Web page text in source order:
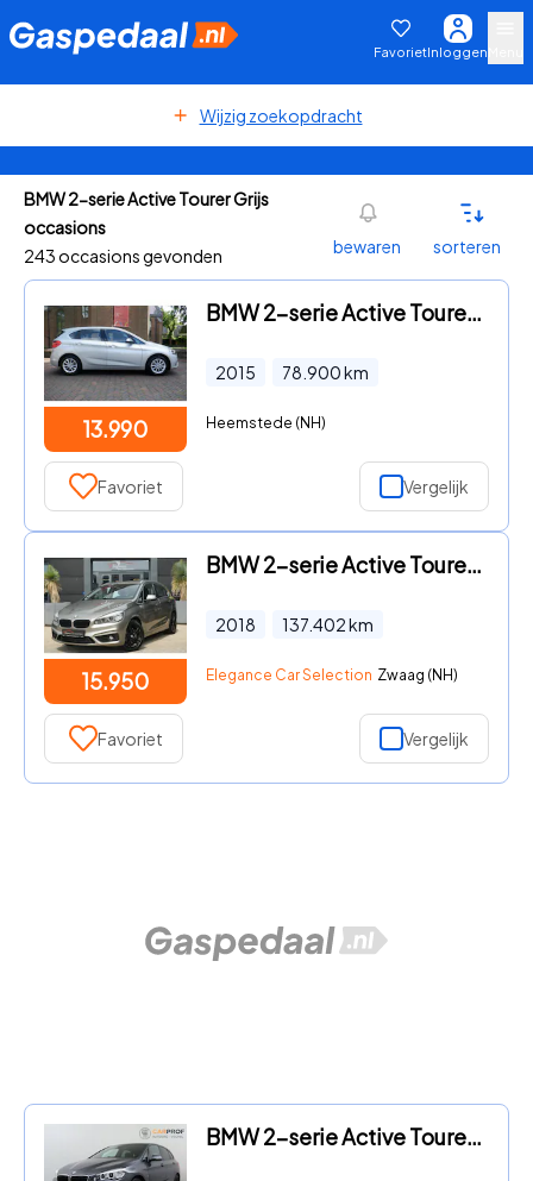
FavorietInloggen
Wijzig zoekopdracht
BMW 2-serie Active Tourer Grijs
occasions
243 occasions gevonden
bewaren sorteren
13.990
BMW 2-serie Active Tourer - Tour (f45). 218I AUT Active -PAN.DAK.PDC-STOELVERW.-BOVAG
2015 78.900km
Heemstede (NH)
Favoriet Vergelijk
15.950
BMW 2-serie Active Tourer - 225i xDrive High Executive 232pk Navigatie/Stoelverwarming/C
2018 137.402km
Elegance Car Selection Zwaag (NH)
Favoriet Vergelijk
BMW 2-serie Active Tourer - 220i High Executive M Pakket Trekhaak Camera Automaat